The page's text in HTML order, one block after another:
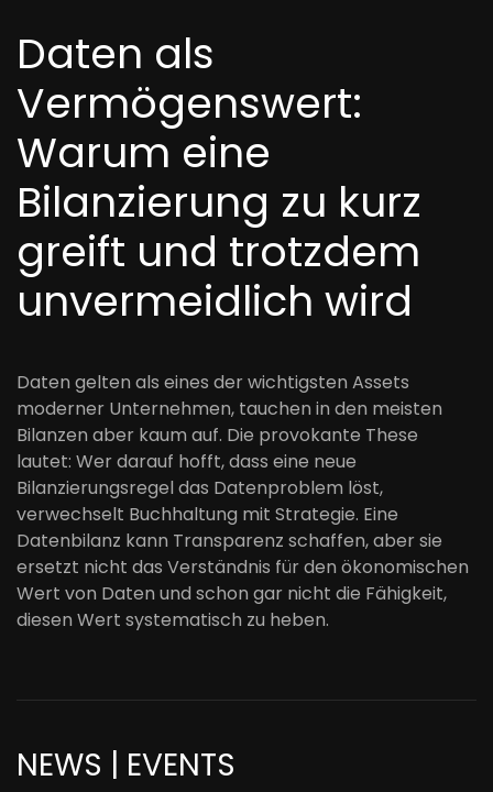
Daten als
Vermögenswert:
Warum eine
Bilanzierung zu kurz
greift und trotzdem
unvermeidlich wird
Daten gelten als eines der wichtigsten Assets
moderner Unternehmen, tauchen in den meisten
Bilanzen aber kaum auf. Die provokante These
lautet: Wer darauf hofft, dass eine neue
Bilanzierungsregel das Datenproblem löst,
verwechselt Buchhaltung mit Strategie. Eine
Datenbilanz kann Transparenz schaffen, aber sie
ersetzt nicht das Verständnis für den ökonomischen
Wert von Daten und schon gar nicht die Fähigkeit,
diesen Wert systematisch zu heben.
NEWS | EVENTS